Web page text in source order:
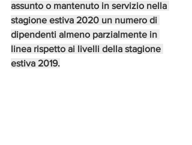
assunto o mantenuto in servizio nella
stagione estiva 2020 un numero di
dipendenti almeno parzialmente in
linea rispetto ai livelli della stagione
estiva 2019.